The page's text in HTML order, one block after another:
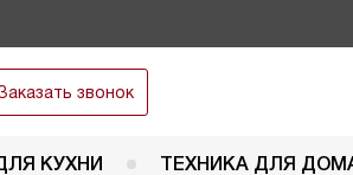
звонок
КУХНИ ТЕХНИКА ДЛЯ